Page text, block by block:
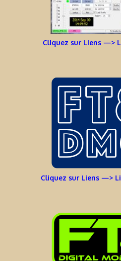
Cliquez sur Liens —>
Cliquez sur Liens —>